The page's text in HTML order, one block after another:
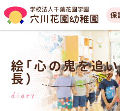
保
絵「心の鬼を追い
長）
diary